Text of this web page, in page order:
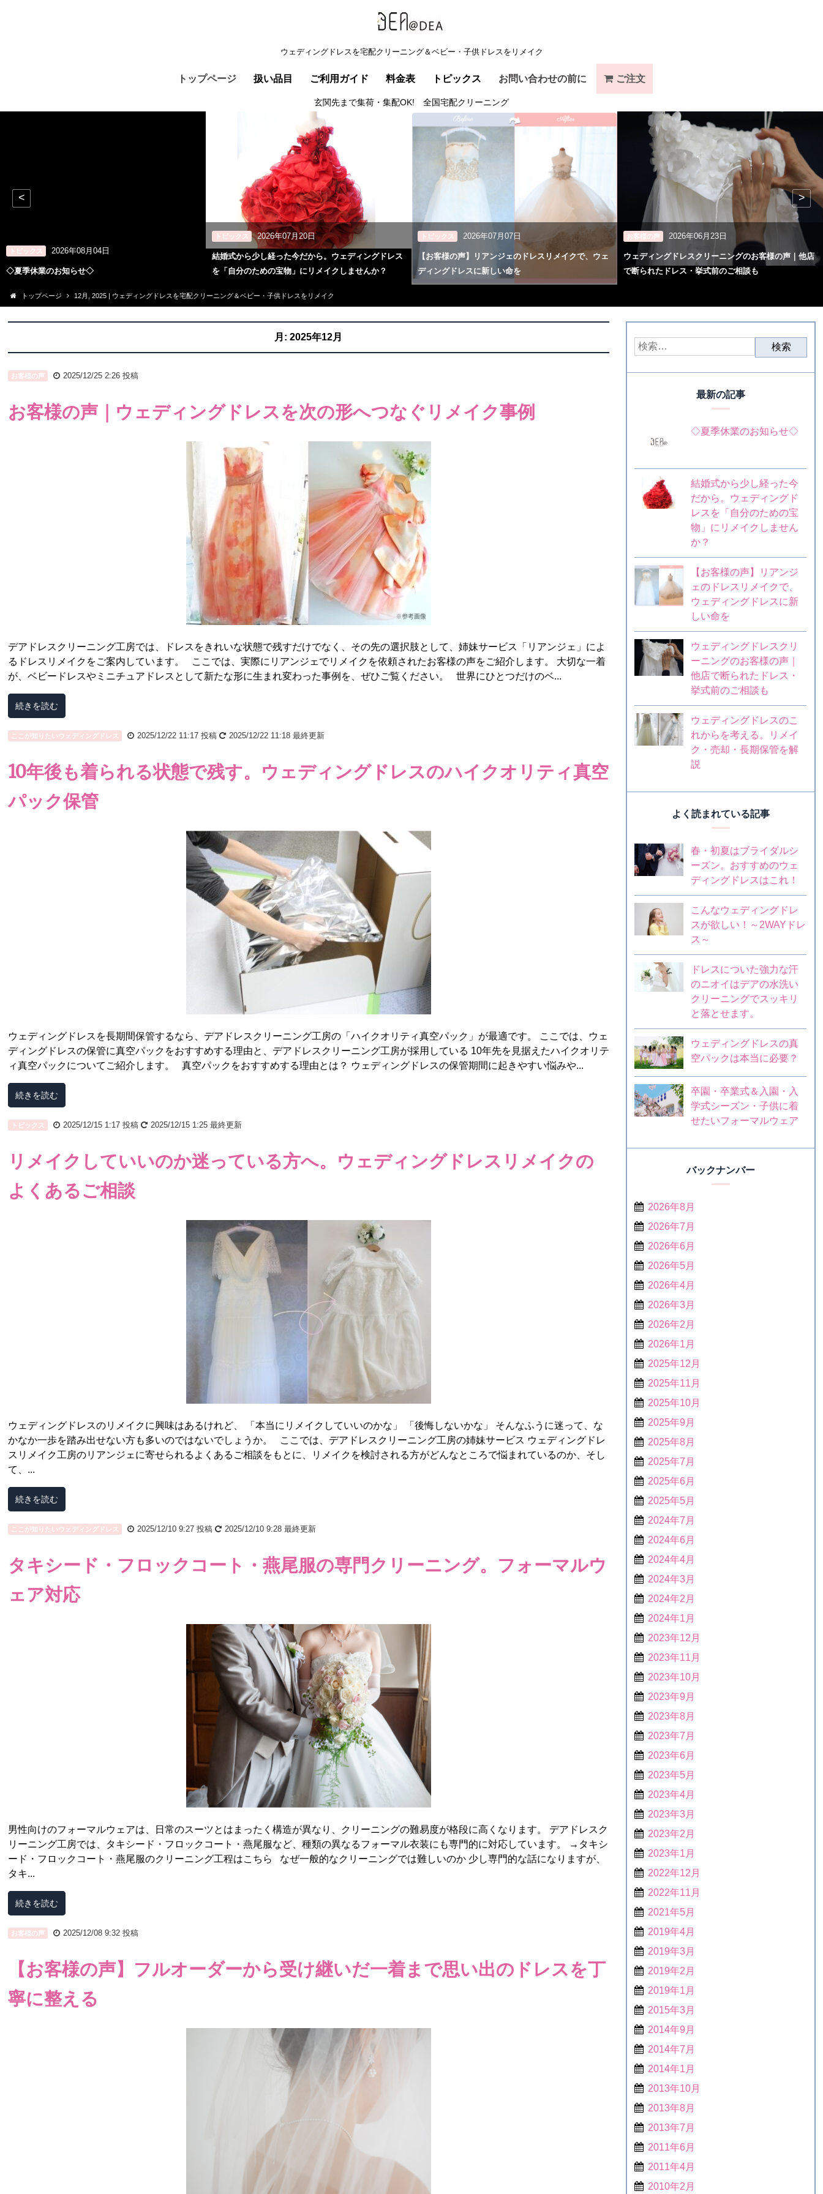
ウェディングドレスを宅配クリーニング＆ベビー・子供ドレスをリメイク
トップページ 扱い品目 ご利用ガイド 料金表 トピックス お問い合わせの前に ご注文
玄関先まで集荷・集配OK! 全国宅配クリーニング
トピックス 2026年08月04日
◇夏季休業のお知らせ◇
トピックス 2026年07月20日
結婚式から少し経った今だから。ウェディングドレス
を「自分のための宝物」にリメイクしませんか？
トピックス 2026年07月07日
【お客様の声】リアンジェのドレスリメイクで、ウェ
ディングドレスに新しい命を
お客様の声 2026年06月23日
ウェディングドレスクリーニングのお客様の声｜他店
で断られたドレス・挙式前のご相談も
< >
トップページ 12月, 2025 | ウェディングドレスを宅配クリーニング＆ベビー・子供ドレスをリメイク
月:2025年12月
お客様の声 2025/12/25 2:26投稿
お客様の声｜ウェディングドレスを次の形へつなぐリメイク事例
デアドレスクリーニング工房では、ドレスをきれいな状態で残すだけでなく、その先の選択肢として、姉妹サービス「リアンジェ」によ
るドレスリメイクをご案内しています。 ここでは、実際にリアンジェでリメイクを依頼されたお客様の声をご紹介します。 大切な一着
が、ベビードレスやミニチュアドレスとして新たな形に生まれ変わった事例を、ぜひご覧ください。 世界にひとつだけのベ...
続きを読む
ここが知りたいウェディングドレス 2025/12/22 11:17投稿 2025/12/22 11:18最終更新
10年後も着られる状態で残す。ウェディングドレスのハイクオリティ真空
パック保管
ウェディングドレスを長期間保管するなら、デアドレスクリーニング工房の「ハイクオリティ真空パック」が最適です。 ここでは、ウェ
ディングドレスの保管に真空パックをおすすめする理由と、デアドレスクリーニング工房が採用している 10年先を見据えたハイクオリテ
ィ真空パックについてご紹介します。 真空パックをおすすめする理由とは？ ウェディングドレスの保管期間に起きやすい悩みや...
続きを読む
トピックス 2025/12/15 1:17投稿 2025/12/15 1:25最終更新
リメイクしていいのか迷っている方へ。ウェディングドレスリメイクの
よくあるご相談
ウェディングドレスのリメイクに興味はあるけれど、 「本当にリメイクしていいのかな」 「後悔しないかな」 そんなふうに迷って、な
かなか一歩を踏み出せない方も多いのではないでしょうか。 ここでは、デアドレスクリーニング工房の姉妹サービス ウェディングドレ
スリメイク工房のリアンジェに寄せられるよくあるご相談をもとに、リメイクを検討される方がどんなところで悩まれているのか、そし
て、...
続きを読む
ここが知りたいウェディングドレス 2025/12/10 9:27投稿 2025/12/10 9:28最終更新
タキシード・フロックコート・燕尾服の専門クリーニング。フォーマルウ
ェア対応
男性向けのフォーマルウェアは、日常のスーツとはまったく構造が異なり、クリーニングの難易度が格段に高くなります。 デアドレスク
リーニング工房では、タキシード・フロックコート・燕尾服など、種類の異なるフォーマル衣装にも専門的に対応しています。 →タキシ
ード・フロックコート・燕尾服のクリーニング工程はこちら なぜ一般的なクリーニングでは難しいのか 少し専門的な話になりますが、
タキ...
続きを読む
お客様の声 2025/12/08 9:32投稿
【お客様の声】フルオーダーから受け継いだ一着まで思い出のドレスを丁
寧に整える
最新の記事
◇夏季休業のお知らせ◇
結婚式から少し経った今
だから。ウェディングド
レスを「自分のための宝
物」にリメイクしません
か？
【お客様の声】リアンジ
ェのドレスリメイクで、
ウェディングドレスに新
しい命を
ウェディングドレスクリ
ーニングのお客様の声｜
他店で断られたドレス・
挙式前のご相談も
ウェディングドレスのこ
れからを考える。リメイ
ク・売却・長期保管を解
説
よく読まれている記事
春・初夏はブライダルシ
ーズン。おすすめのウェ
ディングドレスはこれ！
こんなウェディングドレ
スが欲しい！～2WAYドレ
ス～
ドレスについた強力な汗
のニオイはデアの水洗い
クリーニングでスッキリ
と落とせます。
ウェディングドレスの真
空パックは本当に必要？
卒園・卒業式＆入園・入
学式シーズン・子供に着
せたいフォーマルウェア
バックナンバー
2026年8月
2026年7月
2026年6月
2026年5月
2026年4月
2026年3月
2026年2月
2026年1月
2025年12月
2025年11月
2025年10月
2025年9月
2025年8月
2025年7月
2025年6月
2025年5月
2024年7月
2024年6月
2024年4月
2024年3月
2024年2月
2024年1月
2023年12月
2023年11月
2023年10月
2023年9月
2023年8月
2023年7月
2023年6月
2023年5月
2023年4月
2023年3月
2023年2月
2023年1月
2022年12月
2022年11月
2021年5月
2019年4月
2019年3月
2019年2月
2019年1月
2015年3月
2014年9月
2014年7月
2014年1月
2013年10月
2013年8月
2013年7月
2011年6月
2011年4月
2010年2月